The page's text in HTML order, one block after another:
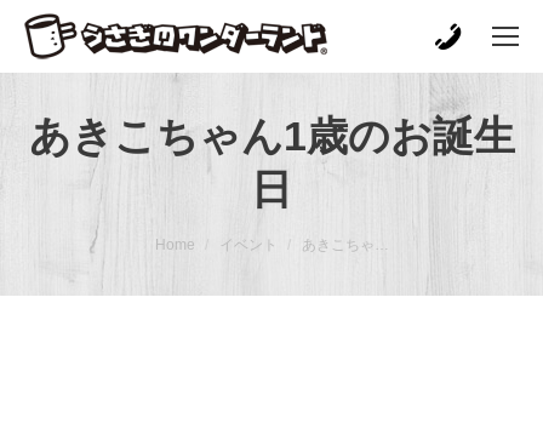
あきこちゃん1歳のお誕生
日
You are here: Home イベント あきこちゃ…